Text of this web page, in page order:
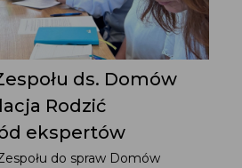
ds. Domów
Rodzić
ekspertów
do spraw Domów